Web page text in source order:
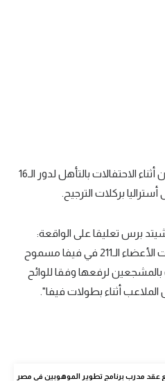
ورفع حسام حسن علم فلسطين أثناء الاحتفالات بالتأهل لدور الـ16
بركلات الترجيح.
برس تعليقا على الواقعة:
"الأعلام التي تمثل جميع الاتحادات الأعضاء الـ211 في فيفا مسموح
لرفعها وفقا للوائح
أثناء بطولات فيفا".
عقد مدرب برنامج تطوير الموهوبين في مصر